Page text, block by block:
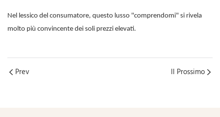
Nel lessico del consumatore, questo lusso "comprendomi" si rivela
molto più convincente dei soli prezzi elevati.
Prev Il Prossimo